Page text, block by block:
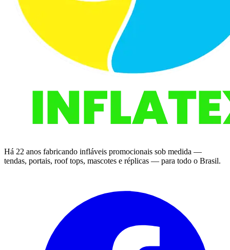
Há 22 anos fabricando infláveis promocionais sob medida —
tendas, portais, roof tops, mascotes e réplicas — para todo o Brasil.